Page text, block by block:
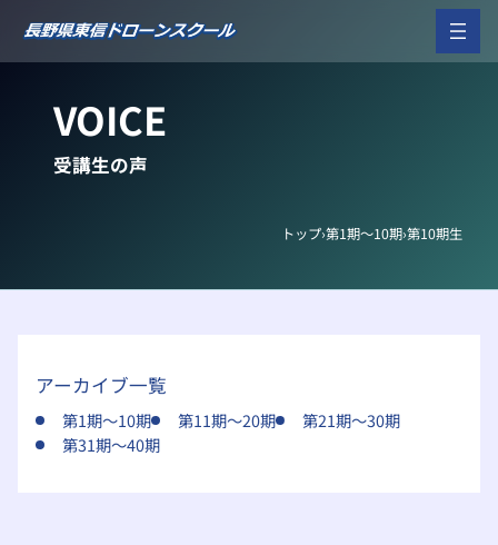
を
VOICE
受講生の声
トップ›第1期～10期›第10期生
アーカイブ一覧
第1期～10期 第11期～20期
第21期～30期
第31期～40期